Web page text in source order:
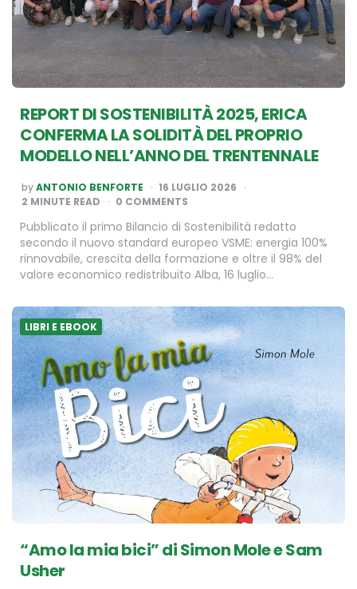
REPORT DI SOSTENIBILITÀ 2025, ERICA
CONFERMA LA SOLIDITÀ DEL PROPRIO
MODELLO NELL’ANNO DEL TRENTENNALE
POSTED
BY
byANTONIO BENFORTE
16 LUGLIO 2026
2 MINUTE READ 0 COMMENTS
Pubblicato il primo Bilancio di Sostenibilità redatto
secondo il nuovo standard europeo VSME: energia 100%
rinnovabile, crescita della formazione e oltre il 98% del
valore economico redistribuito Alba, 16 luglio…
LIBRI E EBOOK
“Amo la mia bici” di Simon Mole e Sam
Usher